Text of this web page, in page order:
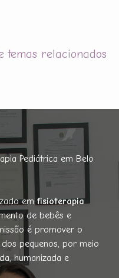
temas relacionados
Pediátrica em Belo
em fisioterapia
de bebês e
é promover o
pequenos, por meio
humanizada e